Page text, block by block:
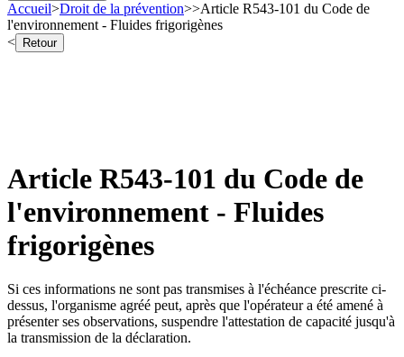
Accueil>Droit de la prévention>>Article R543-101 du Code de
l'environnement - Fluides frigorigènes
<
Retour
Article R543-101 du Code de
l'environnement - Fluides
frigorigènes
Si ces informations ne sont pas transmises à l'échéance prescrite ci-
dessus, l'organisme agréé peut, après que l'opérateur a été amené à
présenter ses observations, suspendre l'attestation de capacité jusqu'à
la transmission de la déclaration.